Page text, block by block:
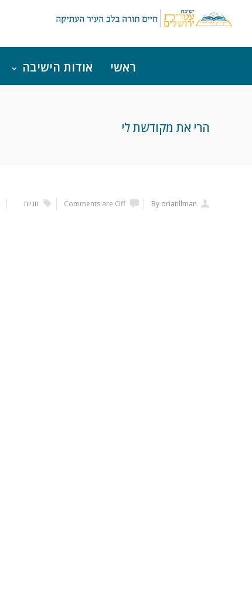
ראשי אודות הישיבה
הרי את מקודשת לי
By oriatillman
Comments are Off זוגיות